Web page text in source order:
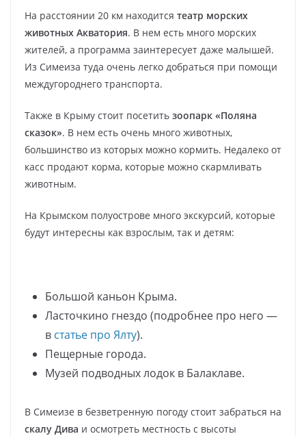
На расстоянии 20 км находится театр морских
животных Акватория. В нем есть много морских
жителей, а программа заинтересует даже малышей.
Из Симеиза туда очень легко добраться при помощи
междугороднего транспорта.
Также в Крыму стоит посетить зоопарк «Поляна
сказок». В нем есть очень много животных,
большинство из которых можно кормить. Недалеко от
касс продают корма, которые можно скармливать
животным.
На Крымском полуострове много экскурсий, которые
будут интересны как взрослым, так и детям:
Большой каньон Крыма.
Ласточкино гнездо (подробнее про него —
в статье про Ялту).
Пещерные города.
Музей подводных лодок в Балаклаве.
В Симеизе в безветренную погоду стоит забраться на
скалу Дива и осмотреть местность с высоты